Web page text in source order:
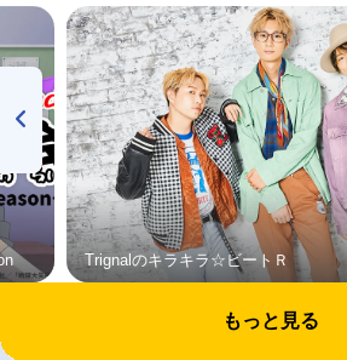
Trignalのキラキラ☆ビートＲ
もっと見る